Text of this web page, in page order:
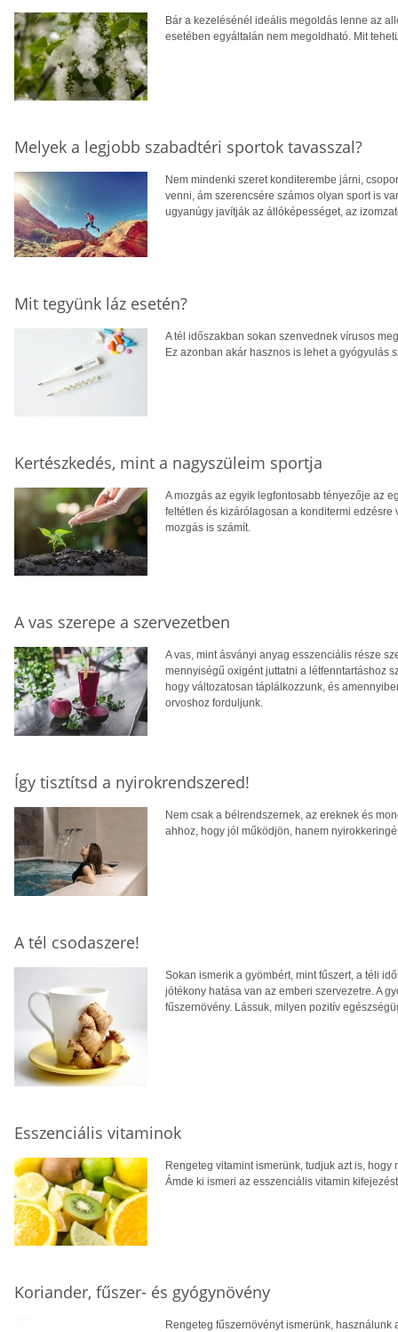
Bár a kezelésénél ideális megoldás lenne az
esetében egyáltalán nem megoldható. Mit
Melyek a legjobb szabadtéri sportok tavasszal?
Nem mindenki szeret konditerembe járni,
venni, ám szerencsére számos olyan sport is
ugyanúgy javítják az állóképességet, az
Mit tegyünk láz esetén?
A tél időszakban sokan szenvednek vírusos
Ez azonban akár hasznos is lehet a gyógyulás
Kertészkedés, mint a nagyszüleim sportja
A mozgás az egyik legfontosabb tényezője az
feltétlen és kizárólagosan a konditermi
mozgás is számít.
A vas szerepe a szervezetben
A vas, mint ásványi anyag esszenciális része
mennyiségű oxigént juttatni a létfenntartáshoz
hogy változatosan táplálkozzunk, és
orvoshoz forduljunk.
Így tisztítsd a nyirokrendszered!
Nem csak a bélrendszernek, az ereknek és
ahhoz, hogy jól működjön, hanem
A tél csodaszere!
Sokan ismerik a gyömbért, mint fűszert, a téli
jótékony hatása van az emberi szervezetre. A
fűszernövény. Lássuk, milyen pozitív
Esszenciális vitaminok
Rengeteg vitamint ismerünk, tudjuk azt is,
Ámde ki ismeri az esszenciális vitamin
Koriander, fűszer- és gyógynövény
Rengeteg fűszernövényt ismerünk,